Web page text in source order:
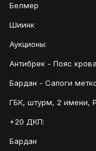
Белмер
Шиинк
Аукционы:
Антибрек - Пояс
Бардан - Сапоги
ГБК, штурм, 2 имени,
+20 ДКП:
Бардан